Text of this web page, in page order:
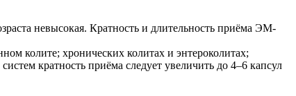
невысокая. Кратность и длительность приёма ЭМ-
колите; хронических колитах и энтероколитах;
кратность приёма следует увеличить до 4–6 капсул